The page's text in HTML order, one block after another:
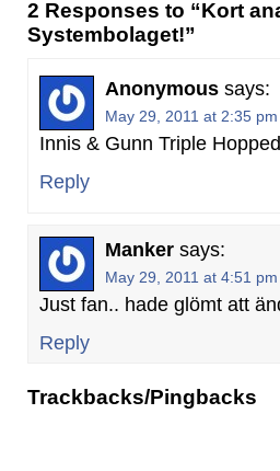
2 Responses to “Kort
Systembolaget!”
Anonymous says:
May 29, 2011 at 2:35 pm
Innis & Gunn Triple
Reply
Manker says:
May 29, 2011 at 4:51 pm
Just fan.. hade glömt att
Reply
Trackbacks/Pingbacks